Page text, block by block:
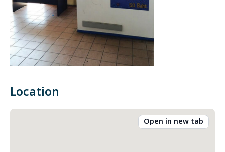
Location
Open in new tab